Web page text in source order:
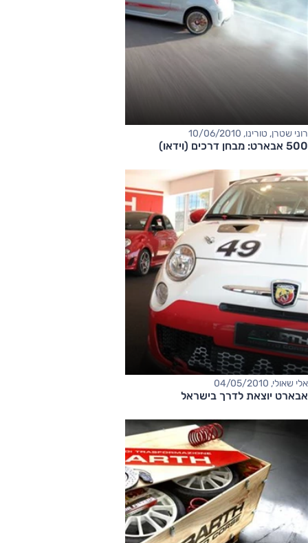
רוני שטרן, טורינו, 10/06/2010
500 אבארט: מבחן דרכים (וידאו)
אלי שאולי, 04/05/2010
אבארט יוצאת לדרך בישראל